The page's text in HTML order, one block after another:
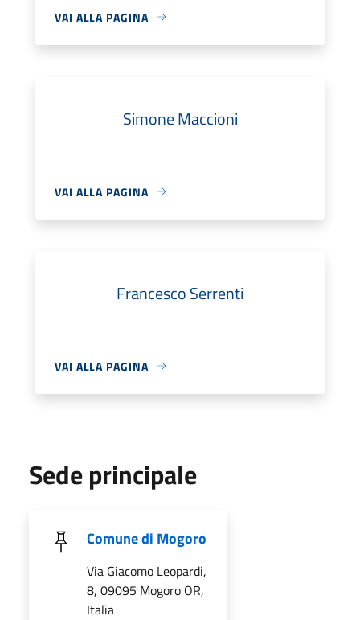
VAI ALLA PAGINA
Simone Maccioni
VAI ALLA PAGINA
Francesco Serrenti
VAI ALLA PAGINA
Sede principale
Comune di Mogoro
Via Giacomo Leopardi,
8, 09095 Mogoro OR,
Italia